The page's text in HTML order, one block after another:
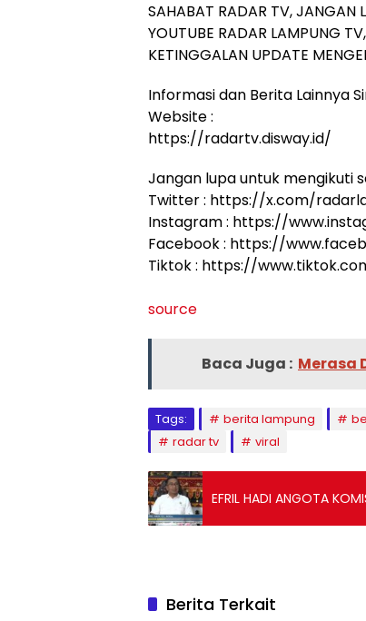
SAHABAT RADAR TV, JANGAN
YOUTUBE RADAR LAMPUNG
KETINGGALAN UPDATE
Informasi dan Berita Lainnya
Website :
https://radartv.disway.id/
Jangan lupa untuk mengikuti
Twitter : https://x.com/
Instagram : https://
Facebook : https://
Tiktok : https://
source
Baca Juga : Merasa
Tags: berita lampung
radar tv
viral
EFRIL HADI ANGOTA
Berita Terkait